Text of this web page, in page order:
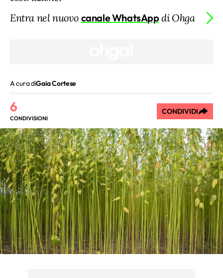
Entra nel nuovo canale WhatsAppdi Ohga
A cura diGaia Cortese
6
CONDIVISIONI
CONDIVIDI